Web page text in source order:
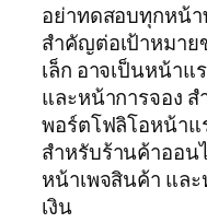
อย่าทดสอบทุกหน้า
สำคัญต่อเป้าหมา
เล็ก อาจเป็นหน้า
และหน้าการจอง
พอร์ตโฟลิโอหน้า
สำหรับร้านค้าออ
หน้าเพจสินค้า แล
เงิน